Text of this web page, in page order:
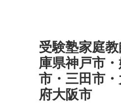
受験塾家庭
庫県神戸市
市・三田市
府大阪市